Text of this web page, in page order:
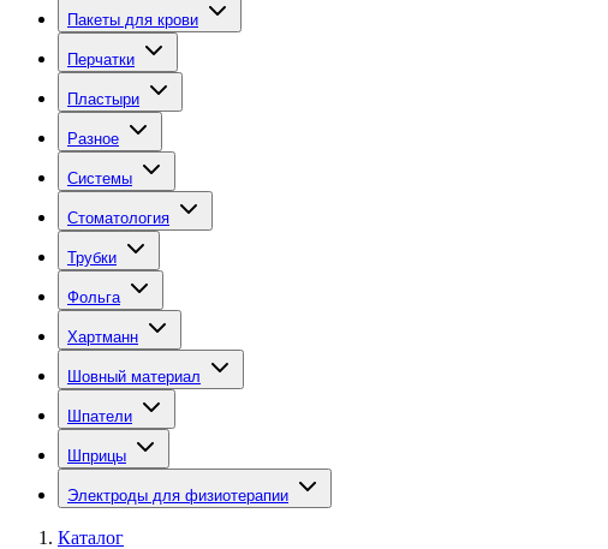
Пакеты для крови
Перчатки
Пластыри
Разное
Системы
Стоматология
Трубки
Фольга
Хартманн
Шовный материал
Шпатели
Шприцы
Электроды для физиотерапии
Каталог